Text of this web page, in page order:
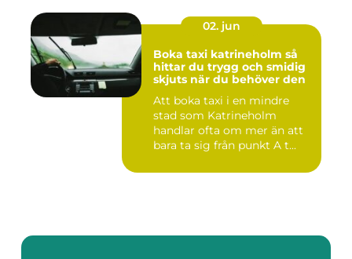
02. jun
Boka taxi katrineholm så
hittar du trygg och smidig
skjuts när du behöver den
Att boka taxi i en mindre
stad som Katrineholm
handlar ofta om mer än att
bara ta sig från punkt A t...